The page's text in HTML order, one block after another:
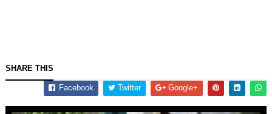
SHARE THIS
Facebook Twitter Google+